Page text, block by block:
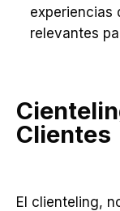
experiencias
relevantes
Clientes
El clienteling,